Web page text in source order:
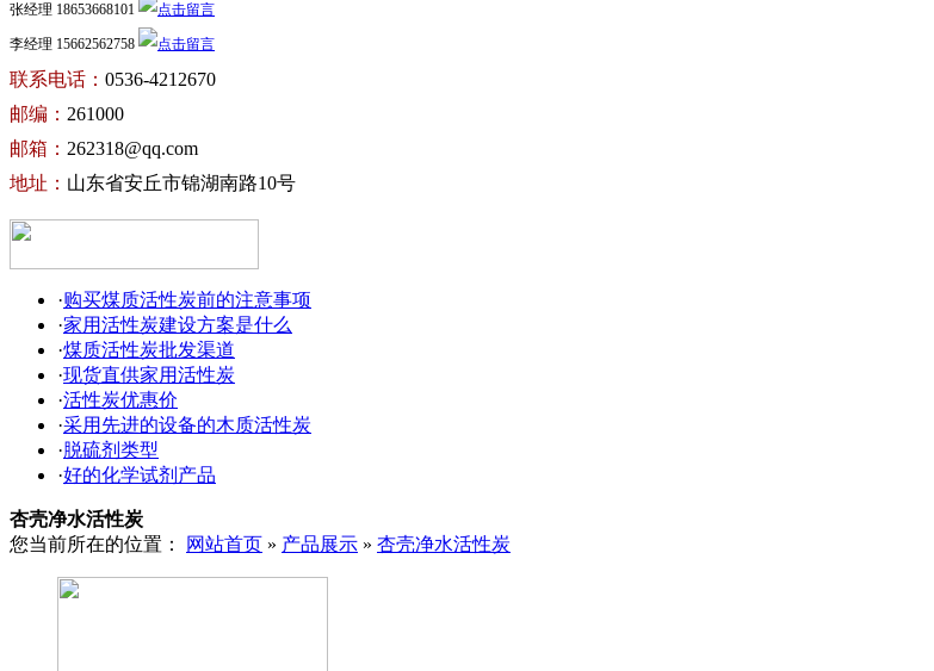
张经理 18653668101
李经理 15662562758
联系电话： 0536-4212670
邮编： 261000
邮箱： 262318@qq.com
地址： 山东省安丘市锦湖南路10号
·购买煤质活性炭前的注意事项
·家用活性炭建设方案是什么
·煤质活性炭批发渠道
·现货直供家用活性炭
·活性炭优惠价
·采用先进的设备的木质活性炭
·脱硫剂类型
·好的化学试剂产品
杏壳净水活性炭
您当前所在的位置：
网站首页 » 产品展示 » 杏壳净水活性炭